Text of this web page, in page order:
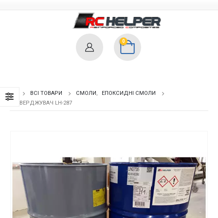
0
ВСІ ТОВАРИ СМОЛИ ,
ЕПОКСИДНІ СМОЛИ
ЗАТВЕРДЖУВАЧ LH-287